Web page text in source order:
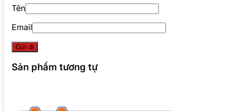
Tên
Email
Sản phẩm tương tự